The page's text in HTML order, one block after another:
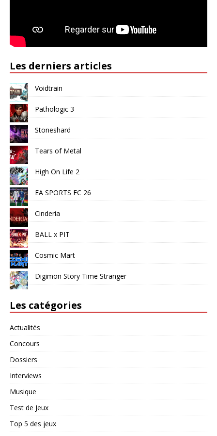
Les derniers articles
Voidtrain
Pathologic 3
Stoneshard
Tears of Metal
High On Life 2
EA SPORTS FC 26
Cinderia
BALL x PIT
Cosmic Mart
Digimon Story Time Stranger
Les catégories
Actualités
Concours
Dossiers
Interviews
Musique
Test de Jeux
Top 5 des jeux